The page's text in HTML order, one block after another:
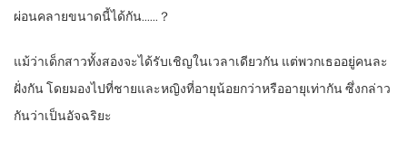
ผ่อนคลายขนาดนี้ได้กัน……？
แม้ว่าเด็กสาวทั้งสองจะได้รับเชิญในเวลาเดียวกัน แต่พวกเธออยู่คนละ
ฝั่งกัน โดยมองไปที่ชายและหญิงที่อายุน้อยกว่าหรืออายุเท่ากัน ซึ่งกล่าว
กันว่าเป็นอัจฉริยะ